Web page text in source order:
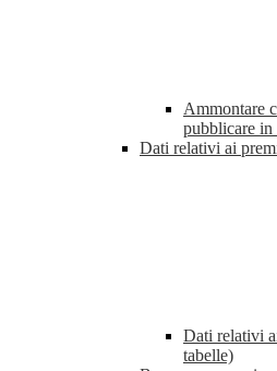
Ammontare
pubblicare in
Dati relativi ai
Dati relativi
tabelle)